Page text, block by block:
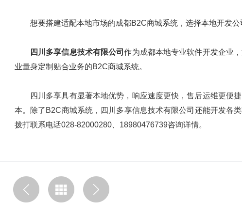
想要搭建适配本地市场的成都B2C商城系统，选择本地开发公
四川多享信息技术有限公司作为成都本地专业软件开发企业
业量身定制贴合业务的B2C商城系统。
四川多享具有显著本地优势，响应速度更快，售后运维更便
本。除了B2C商城系统，四川多享信息技术有限公司还能开发各
拨打联系电话028-82000280、18980476739咨询详情。